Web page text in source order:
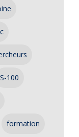
S-100
formation